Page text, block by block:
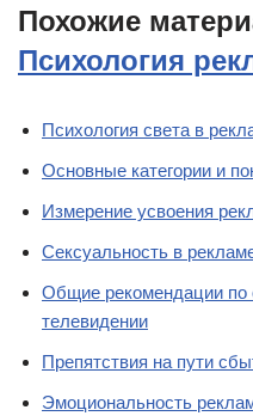
Похожие
Психология
Психология света в
Основные категории и
Измерение усвоения
Сексуальность в
Общие рекомендации по
телевидении
Препятствия на пути
Эмоциональность